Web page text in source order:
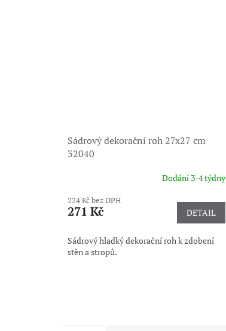
Sádrový dekorační roh 27x27 cm
32040
Dodání 3-4 týdny
224 Kč bez DPH
271 Kč DETAIL
Sádrový hladký dekorační roh k zdobení
stěn a stropů.